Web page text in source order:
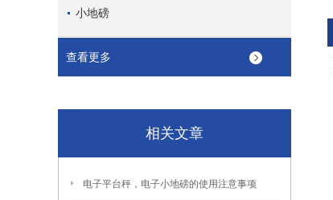
小地磅
查看更多
相关文章
电子平台秤，电子小地磅的使用注意事项